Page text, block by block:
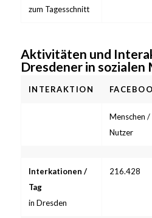
zum Tagesschnitt
Aktivitäten und
Dresdener in sozialen
INTERAKTION
Menschen /
Nutzer
Interkationen /
Tag
in Dresden
216.428